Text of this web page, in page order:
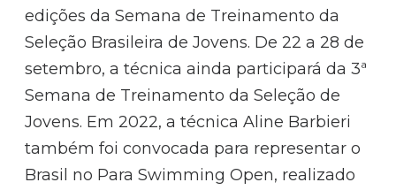
edições da Semana de Treinamento da
Seleção Brasileira de Jovens. De 22 a 28 de
setembro, a técnica ainda participará da 3ª
Semana de Treinamento da Seleção de
Jovens. Em 2022, a técnica Aline Barbieri
também foi convocada para representar o
Brasil no Para Swimming Open, realizado